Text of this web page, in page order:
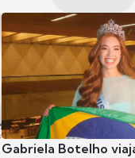
Gabriela Botelho